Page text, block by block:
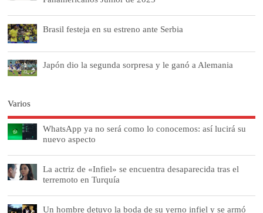
Brasil festeja en su estreno ante Serbia
Japón dio la segunda sorpresa y le ganó a Alemania
Varios
WhatsApp ya no será como lo conocemos: así lucirá su
nuevo aspecto
La actriz de «Infiel» se encuentra desaparecida tras el
terremoto en Turquía
Un hombre detuvo la boda de su yerno infiel y se armó